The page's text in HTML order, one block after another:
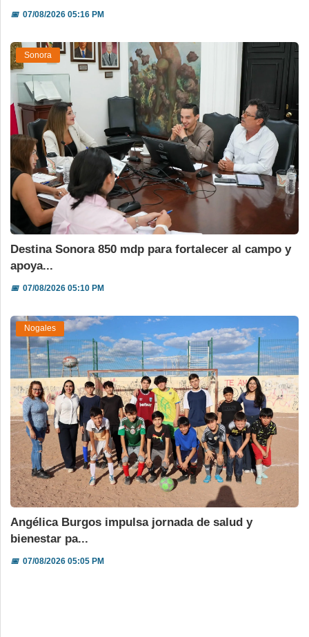
📅07/08/2026 05:16 PM
Sonora
Destina Sonora 850 mdp para fortalecer al campo y
apoya...
📅07/08/2026 05:10 PM
Nogales
Angélica Burgos impulsa jornada de salud y
bienestar pa...
📅07/08/2026 05:05 PM